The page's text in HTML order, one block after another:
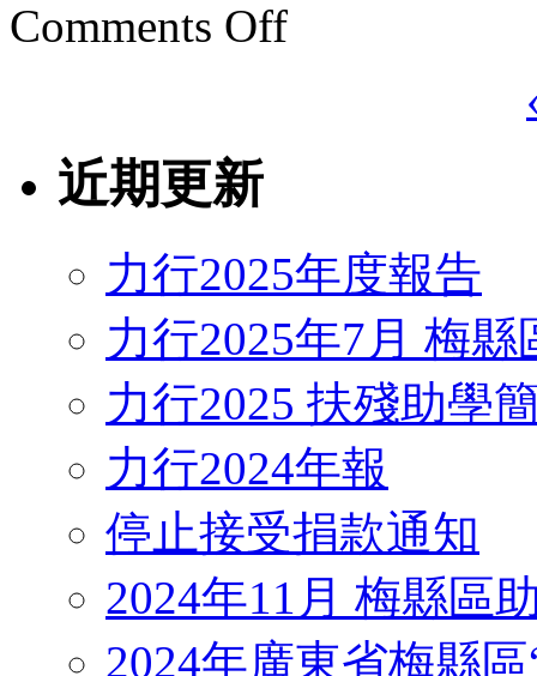
Comments Off
近期更新
力行2025年度報告
力行2025年7月 梅
力行2025 扶殘助學
力行2024年報
停止接受捐款通知
2024年11月 梅縣區
2024年廣東省梅縣